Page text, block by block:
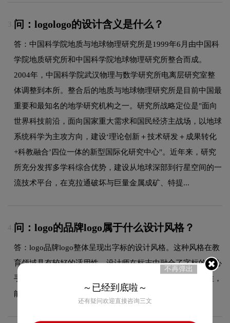
3. 问：logologo的设计含义是什么？
答：中国科学院地质与地球物理研究所是1999年6月由中国科
学院地质研究所和中国科学院地球物理研究所整合而成。
2004年，中国科学院武汉物理与数学研究所电离层研究室整
体调整到本所。整合后的地质与地球物理研究所是目前中国最
重要和最知名的地学研究机构之一。研究所战略定位是"面向
世界科技前沿，面向国家重大需求和国民经济主战场，以地球
系统科学为主攻方向，建设‘理论创新＋技术研发＋成果转化
+科教融合’四位一体的新型国际化研究中心"。近年来，研究
所充分发挥多学科综合优势，建设从地球深部到行星空间的一
流技术平台，在克拉通破坏与巨量金属成矿、特提...
4. 问：logo的品牌logo属于什么设计风格？
答：logo品牌logo整体呈现出字标的设计风格。这种风格在教
育领域具有较好的适用性，设计师在标志中融合了字标的核心
手法，既符合行业的一般审美特征，又突出品牌的独特个性，
能够在众多竞品中脱颖而出，给消费者留下深刻印象。
不再弹出
～已经到底啦～
还有疑问欢迎直接咨询三文